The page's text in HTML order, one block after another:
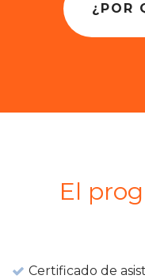
¿POR
El
Certificado de